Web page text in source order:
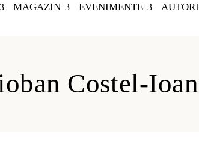
MAGAZIN EVENIMENTE AUTORI
Costel-Ioan